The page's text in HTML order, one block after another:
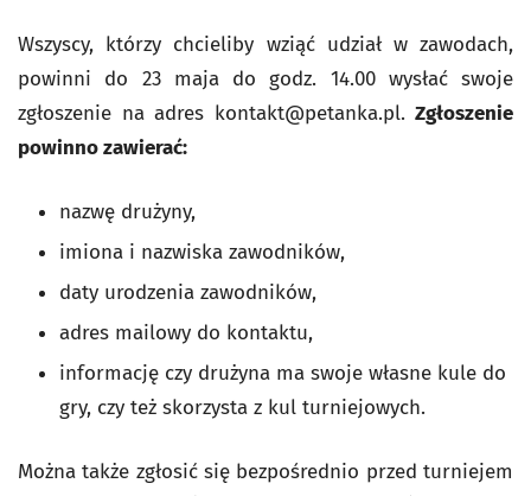
Wszyscy, którzy chcieliby wziąć udział w zawodach,
powinni do 23 maja do godz. 14.00 wysłać swoje
zgłoszenie na adres kontakt@petanka.pl. Zgłoszenie
powinno zawierać:
nazwę drużyny,
imiona i nazwiska zawodników,
daty urodzenia zawodników,
adres mailowy do kontaktu,
informację czy drużyna ma swoje własne kule do
gry, czy też skorzysta z kul turniejowych.
Można także zgłosić się bezpośrednio przed turniejem